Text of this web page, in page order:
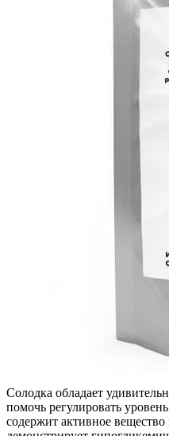
Солодка обладает
помочь регулировать
содержит активное